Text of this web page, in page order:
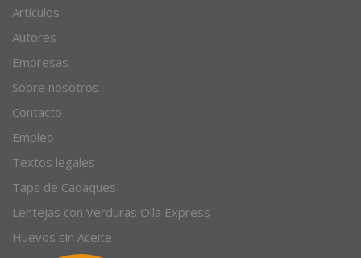
Artículos
Autores
Empresas
Sobre nosotros
Contacto
Empleo
Textos legales
Taps de Cadaques
Lentejas con Verduras Olla Express
Huevos sin Aceite